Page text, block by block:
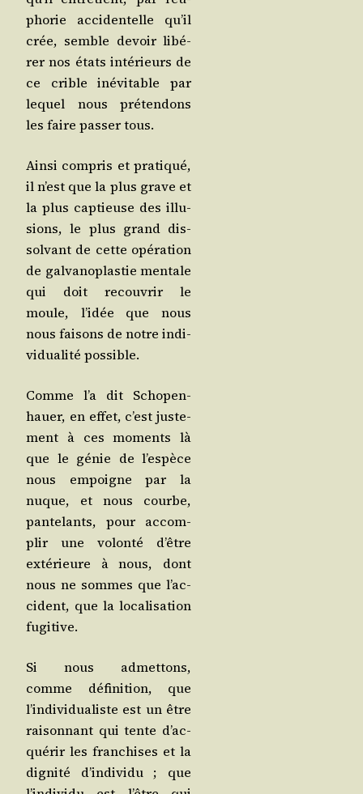
pho­rie acci­den­telle qu’il
crée, semble devoir libé­
rer nos états inté­rieurs de
ce crible inévi­table par
lequel nous pré­ten­dons
les faire pas­ser tous.
Ain­si com­pris et pra­ti­qué,
il n’est que la plus grave et
la plus cap­tieuse des illu­
sions, le plus grand dis­
sol­vant de cette opé­ra­tion
de gal­va­no­plas­tie men­tale
qui doit recou­vrir le
moule, l’i­dée que nous
nous fai­sons de notre indi­
vi­dua­li­té possible.
Comme l’a dit Scho­pen­
hauer, en effet, c’est jus­te­
ment à ces moments là
que le génie de l’es­pèce
nous empoigne par la
nuque, et nous courbe,
pan­te­lants, pour accom­
plir une volon­té d’être
exté­rieure à nous, dont
nous ne sommes que l’ac­
ci­dent, que la loca­li­sa­tion
fugitive.
Si nous admet­tons,
comme défi­ni­tion, que
l’in­di­vi­dua­liste est un être
rai­son­nant qui tente d’ac­
qué­rir les fran­chises et la
digni­té d’in­di­vi­du ; que